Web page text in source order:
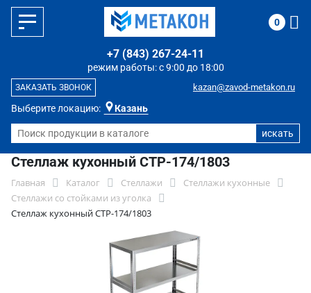
Выберите локацию: Казань
режим работы: с 9:00 до 18:00
+7 (843) 267-24-11
kazan@zavod-metakon.ru
ЗАКАЗАТЬ ЗВОНОК
0
Стеллаж кухонный СТР-174/1803
Главная Каталог Стеллажи
Стеллажи кухонные
Стеллажи со стойками из уголка
Стеллаж кухонный СТР-174/1803